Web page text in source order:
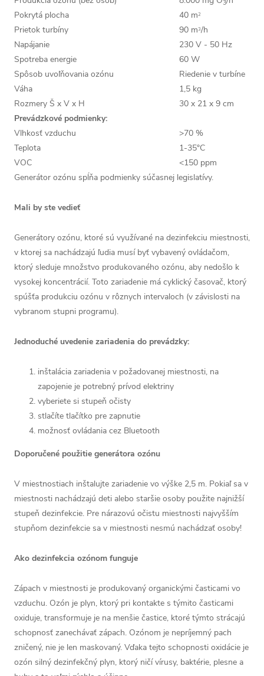
3
Pokrytá plocha
40 m2
Prietok turbíny 90 m3/h
Napájanie
230 V - 50 Hz
Spotreba energie
60 W
Spôsob uvoľňovania ozónu
Riedenie v turbíne
Váha
1,5 kg
Rozmery Š x V x H
30 x 21 x 9 cm
Prevádzkové podmienky:
Vlhkosť vzduchu
>70 %
Teplota
1-35°C
VOC
<150 ppm
Generátor ozónu spĺňa podmienky súčasnej legislatívy.
Mali by ste vedieť
Generátory ozónu, ktoré sú využívané na dezinfekciu miestnosti,
v ktorej sa nachádzajú ľudia musí byť vybavený ovládačom,
ktorý sleduje množstvo produkovaného ozónu, aby nedošlo k
vysokej koncentrácií. Toto zariadenie má cyklický časovač, ktorý
spúšťa produkciu ozónu v rôznych intervaloch (v závislosti na
vybranom stupni programu).
Jednoduché uvedenie zariadenia do prevádzky:
inštalácia zariadenia v požadovanej miestnosti, na
zapojenie je potrebný prívod elektriny
vyberiete si stupeň očisty
stlačíte tlačítko pre zapnutie
možnosť ovládania cez Bluetooth
Doporučené použitie generátora ozónu
V miestnostiach inštalujte zariadenie vo výške 2,5 m. Pokiaľ sa v
miestnosti nachádzajú deti alebo staršie osoby použite najnižší
stupeň dezinfekcie. Pre nárazovú očistu miestnosti najvyšším
stupňom dezinfekcie sa v miestnosti nesmú nachádzať osoby!
Ako dezinfekcia ozónom funguje
Zápach v miestnosti je produkovaný organickými časticami vo
vzduchu. Ozón je plyn, ktorý pri kontakte s týmito časticami
oxiduje, transformuje je na menšie častice, ktoré týmto strácajú
schopnosť zanechávať zápach. Ozónom je nepríjemný pach
zničený, nie je len maskovaný. Vďaka tejto schopnosti oxidácie je
ozón silný dezinfekčný plyn, ktorý ničí vírusy, baktérie, plesne a